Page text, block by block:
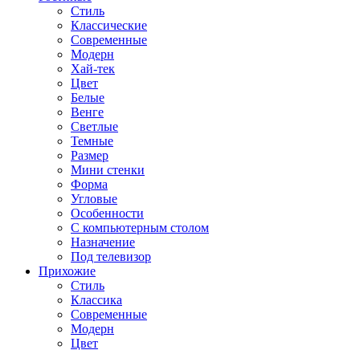
Стиль
Классические
Современные
Модерн
Хай-тек
Цвет
Белые
Венге
Светлые
Темные
Размер
Мини стенки
Форма
Угловые
Особенности
С компьютерным столом
Назначение
Под телевизор
Прихожие
Стиль
Классика
Современные
Модерн
Цвет